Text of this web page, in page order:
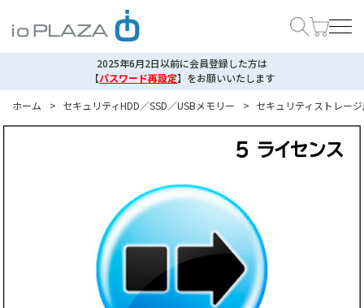
2025年6月2日以前に会員登録した方は
【パスワード再設定】 をお願いいたします
ホーム
> セキュリティHDD／SSD／USBメモリー > セキュリティストレー